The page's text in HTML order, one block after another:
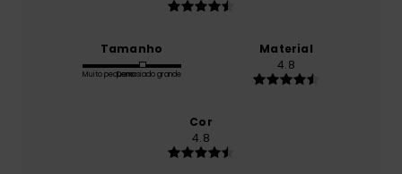
Tamanho
Muito pequenoDemasiado grande
Material
4.8
Cor
4.8